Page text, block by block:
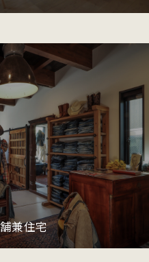
兼住宅